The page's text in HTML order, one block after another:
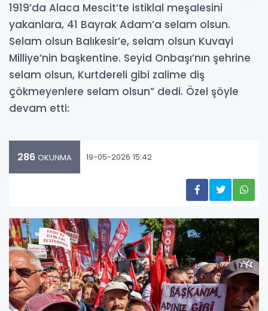
1919’da Alaca Mescit’te istiklal meşalesini
yakanlara, 41 Bayrak Adam’a selam olsun.
Selam olsun Balıkesir’e, selam olsun Kuvayi
Milliye’nin başkentine. Seyid Onbaşı’nın şehrine
selam olsun, Kurtdereli gibi zalime diş
çökmeyenlere selam olsun” dedi. Özel şöyle
devam etti:
286 OKUNMA 19-05-2026 15:42